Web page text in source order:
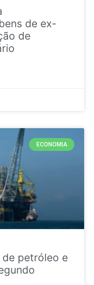
de ex-
de
ECONOMIA
petróleo e